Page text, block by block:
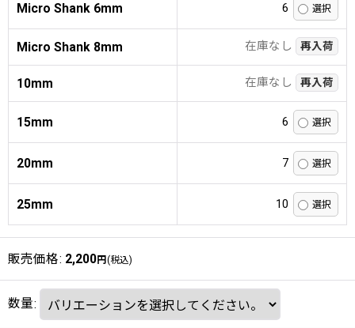
Micro Shank 6mm 6
Micro Shank 8mm 在庫なし 再入荷
10mm 在庫なし 再入荷
15mm 6
20mm 7
25mm 10
販売価格: 2,200円 (税込)
数量: